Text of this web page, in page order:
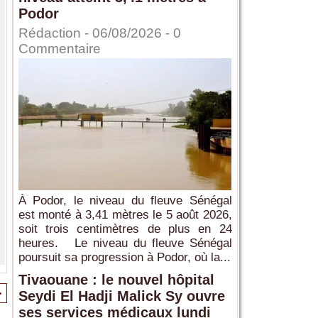
Podor
Rédaction - 06/08/2026 - 0
Commentaire
À Podor, le niveau du fleuve Sénégal
est monté à 3,41 mètres le 5 août 2026,
soit trois centimètres de plus en 24
heures. Le niveau du fleuve Sénégal
poursuit sa progression à Podor, où la...
Tivaouane : le nouvel hôpital
Seydi El Hadji Malick Sy ouvre
ses services médicaux lundi